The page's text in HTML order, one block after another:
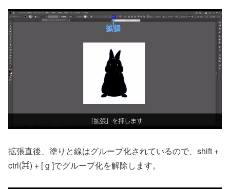
拡張直後、塗りと線はグループ化されているので、shift +
ctrl(⌘) + [ g ]でグループ化を解除します。